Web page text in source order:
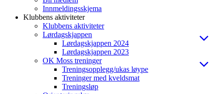
Innmeldingsskjema
Klubbens aktiviteter
Klubbens aktiviteter
Lørdagskjappen
Lørdagskjappen 2024
Lørdagskjappen 2023
OK Moss treninger
Treningsopplegg/ukas løype
Treninger med kveldsmat
Treningsløp